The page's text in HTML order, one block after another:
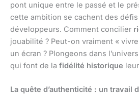
pont unique entre le passé et le
cette ambition se cachent des
développeurs. Comment concilier
jouabilité ? Peut-on vraiment «
un écran ? Plongeons dans
qui font de la fidélité historique
La quête d’authenticité : un travail